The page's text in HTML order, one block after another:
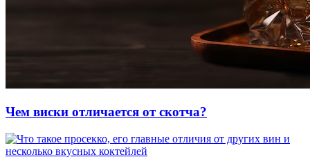
Чем виски отличается от скотча?